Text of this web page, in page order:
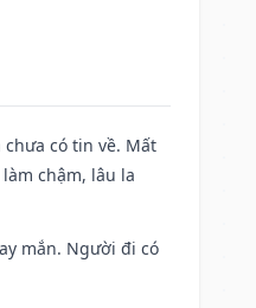
có tin về. Mất
chậm, lâu la
mắn. Người đi có